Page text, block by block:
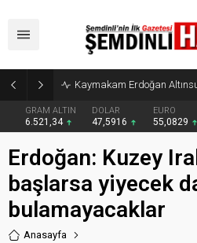
GRAM ALTIN
6.521,34
DOLAR
47,5916
EURO
55,0829
Erdoğan: Kuzey
başlarsa yiyecek
bulamayacaklar
Anasayfa